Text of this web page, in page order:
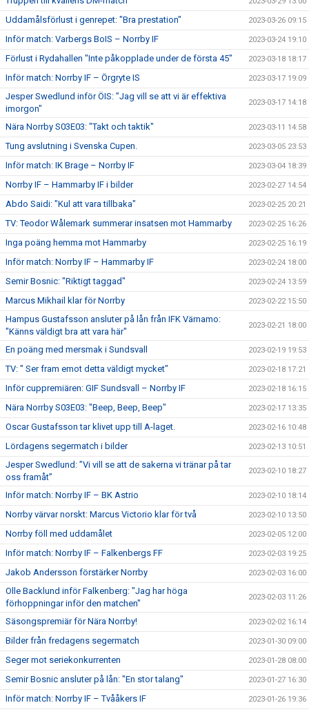
Uddamålsförlust i genrepet: "Bra prestation" 2023-03-26 09:15
Inför match: Varbergs BoIS – Norrby IF 2023-03-24 19:10
Förlust i Rydahallen "Inte påkopplade under de första 45" 2023-03-18 18:17
Inför match: Norrby IF – Örgryte IS 2023-03-17 19:09
Jesper Swedlund inför ÖIS: ”Jag vill se att vi är effektiva
imorgon"
2023-03-17 14:18
Nära Norrby S03E03: "Takt och taktik" 2023-03-11 14:58
Tung avslutning i Svenska Cupen. 2023-03-05 23:53
Inför match: IK Brage – Norrby IF 2023-03-04 18:39
Norrby IF – Hammarby IF i bilder 2023-02-27 14:54
Abdo Saidi: "Kul att vara tillbaka" 2023-02-25 20:21
TV: Teodor Wålemark summerar insatsen mot Hammarby 2023-02-25 16:26
Inga poäng hemma mot Hammarby 2023-02-25 16:19
Inför match: Norrby IF – Hammarby IF 2023-02-24 18:00
Semir Bosnic: "Riktigt taggad" 2023-02-24 13:59
Marcus Mikhail klar för Norrby 2023-02-22 15:50
Hampus Gustafsson ansluter på lån från IFK Värnamo:
"Känns väldigt bra att vara här"
2023-02-21 18:00
En poäng med mersmak i Sundsvall 2023-02-19 19:53
TV: " Ser fram emot detta väldigt mycket" 2023-02-18 17:21
Inför cuppremiären: GIF Sundsvall – Norrby IF 2023-02-18 16:15
Nära Norrby S03E03: "Beep, Beep, Beep" 2023-02-17 13:35
Oscar Gustafsson tar klivet upp till A-laget. 2023-02-16 10:48
Lördagens segermatch i bilder 2023-02-13 10:51
Jesper Swedlund: ”Vi vill se att de sakerna vi tränar på tar
oss framåt”
2023-02-10 18:27
Inför match: Norrby IF – BK Astrio 2023-02-10 18:14
Norrby värvar norskt: Marcus Victorio klar för två 2023-02-10 13:50
Norrby föll med uddamålet 2023-02-05 12:00
Inför match: Norrby IF – Falkenbergs FF 2023-02-03 19:25
Jakob Andersson förstärker Norrby 2023-02-03 16:00
Olle Backlund inför Falkenberg: "Jag har höga
förhoppningar inför den matchen"
2023-02-03 11:26
Säsongspremiär för Nära Norrby! 2023-02-02 16:14
Bilder från fredagens segermatch 2023-01-30 09:00
Seger mot seriekonkurrenten 2023-01-28 08:00
Semir Bosnic ansluter på lån: "En stor talang" 2023-01-27 16:30
Inför match: Norrby IF – Tvååkers IF 2023-01-26 19:36